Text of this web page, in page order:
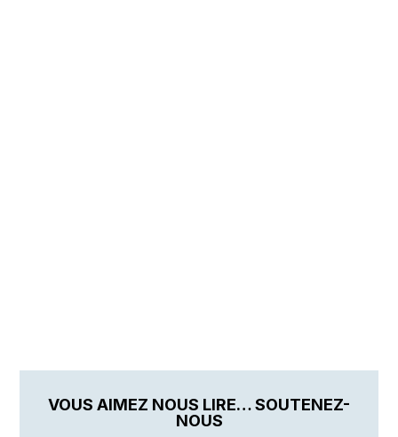
VOUS AIMEZ NOUS LIRE… SOUTENEZ-
NOUS